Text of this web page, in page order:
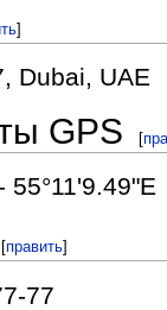
]
Dubai, UAE
GPS [
55°11'9.49"E
[править]
77